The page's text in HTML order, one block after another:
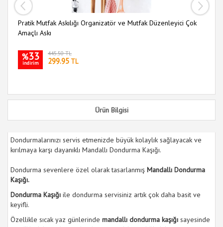
Pratik Mutfak Askılığı Organizatör ve Mutfak Düzenleyici Çok
Amaçlı Askı
%33
indirim
445.50 TL
299.95 TL
Ürün Bilgisi
Dondurmalarınızı servis etmenizde büyük kolaylık sağlayacak ve
kırılmaya karşı dayanıklı Mandallı Dondurma Kaşığı.
Dondurma sevenlere özel olarak tasarlanmış Mandallı Dondurma
Kaşığı.
Dondurma Kaşığı ile dondurma servisiniz artık çok daha basit ve
keyifli.
Özellikle sıcak yaz günlerinde mandallı dondurma kaşığı sayesinde